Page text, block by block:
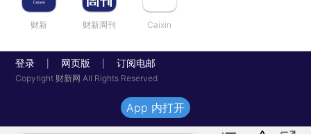
财新 财新周刊 Caixin
登录 网页版 订阅电邮
Copyright 财新网 All Rights Reserved
App 内打开